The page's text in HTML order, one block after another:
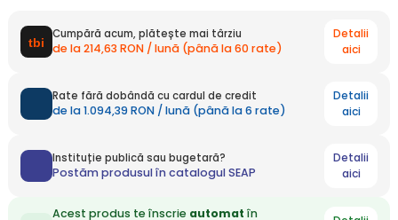
Cumpără acum, plătește mai târziu
de la 214,63 RON / lună (până la 60 rate)
Detalii
aici
Rate fără dobândă cu cardul de credit
de la 1.094,39 RON / lună (până la 6 rate)
Detalii
aici
Instituție publică sau bugetară?
Postăm produsul în catalogul SEAP
Detalii
aici
Acest produs te înscrie automat în